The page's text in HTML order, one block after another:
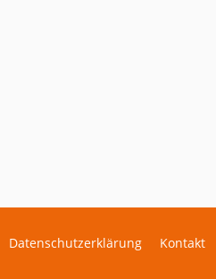
Datenschutzerklärung Kontakt